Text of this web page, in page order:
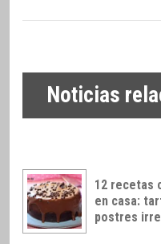
Noticias
12 recetas
en casa:
postres